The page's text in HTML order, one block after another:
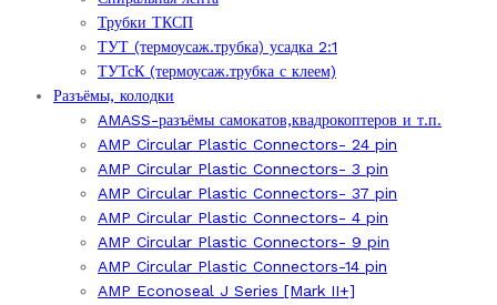
Трубки ТКСП
ТУТ (термоусаж.трубка) усадка 2:1
ТУТсК (термоусаж.трубка с клеем)
Разъёмы, колодки
AMASS-разъёмы самокатов,квадрокоптеров и т.п.
AMP Circular Plastic Connectors- 24 pin
AMP Circular Plastic Connectors- 3 pin
AMP Circular Plastic Connectors- 37 pin
AMP Circular Plastic Connectors- 4 pin
AMP Circular Plastic Connectors- 9 pin
AMP Circular Plastic Connectors-14 pin
AMP Econoseal J Series [Mark II+]